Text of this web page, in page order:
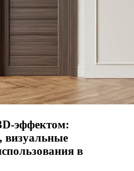
эффектом:
визуальные
в